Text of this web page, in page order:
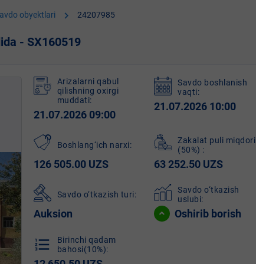
obyektlari chevron_right 24207985
- SX160519
Arizalarni qabul
qilishning oxirgi
muddati:
21.07.2026 09:00
Savdo boshlanish
vaqti:
21.07.2026 10:00
Boshlang‘ich narxi:
126 505.00 UZS
Zakalat puli miqdori
(50%) :
63 252.50 UZS
Savdo o‘tkazish turi:
Auksion
Savdo o‘tkazish
uslubi:
Oshirib borish
format_list_numbered
Birinchi qadam
bahosi(10%):